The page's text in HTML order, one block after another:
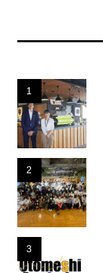
1
2
3